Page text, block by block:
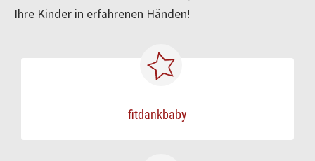
Ihre Kinder in erfahrenen Händen!
fitdankbaby